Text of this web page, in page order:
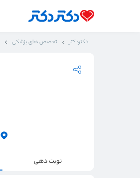
دکتردکتر تخصص های پزشکی
نوبت دهی